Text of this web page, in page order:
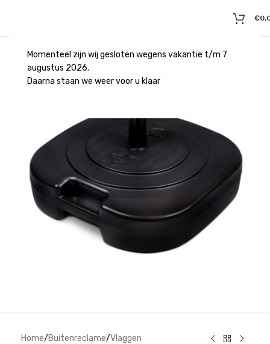
Momenteel zijn wij gesloten wegens vakantie t/m 7
augustus 2026.
Daarna staan we weer voor u klaar
€
Home/Buitenreclame/Vlaggen